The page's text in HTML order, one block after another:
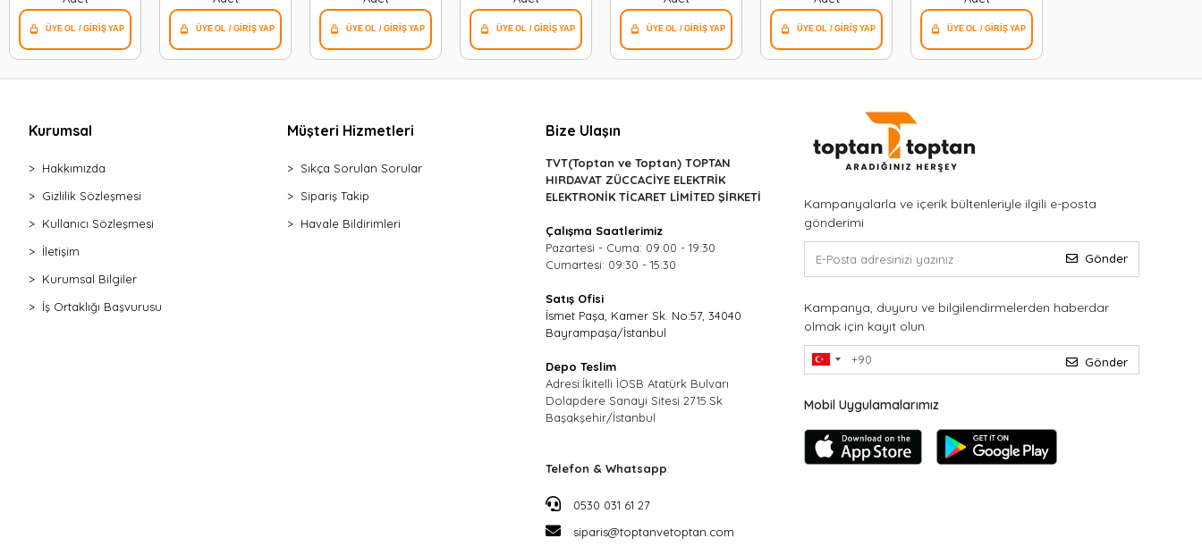
Şişi*100x1
Kurumsal
Hakkımızda
Gizlilik Sözleşmesi
Kullanıcı Sözleşmesi
İletişim
Kurumsal Bilgiler
İş Ortaklığı Başvurusu
Müşteri Hizmetleri
Sıkça Sorulan Sorular
Sipariş Takip
Havale Bildirimleri
Bize Ulaşın
TVT(Toptan ve Toptan) TOPTAN
HIRDAVAT ZÜCCACİYE ELEKTRİK
ELEKTRONİK TİCARET LİMİTED ŞİRKETİ
Çalışma Saatlerimiz
Pazartesi - Cuma: 09:00 - 19:30
Cumartesi: 09:30 - 15:30
Satış Ofisi
İsmet Paşa, Kamer Sk. No:57, 34040
Bayrampaşa/İstanbul
Depo Teslim
Adresi:İkitelli İOSB Atatürk Bulvarı
Dolapdere Sanayi Sitesi 2715.Sk
Başakşehir/İstanbul
Telefon & Whatsapp:
0530 031 61 27
siparis@toptanvetoptan.com
Kampanyalarla ve içerik bültenleriyle ilgili e-posta
gönderimi
Gönder
Kampanya, duyuru ve bilgilendirmelerden haberdar
olmak için kayıt olun.
Gönder
Mobil Uygulamalarımız